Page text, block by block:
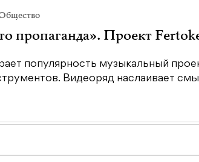
пропаганда». Проект
популярность музыкальный
Видеоряд наслаивает